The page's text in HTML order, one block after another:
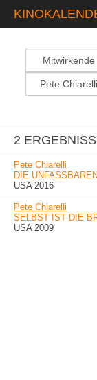
2
Pete Chiarelli
DIE
USA 2016
Pete Chiarelli
SELBST IST DIE
USA 2009